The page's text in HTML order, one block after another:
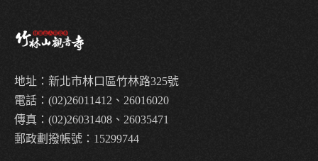
地址：新北市林口區竹林路325號
電話：(02)26011412、26016020
傳真：(02)26031408、26035471
郵政劃撥帳號：15299744